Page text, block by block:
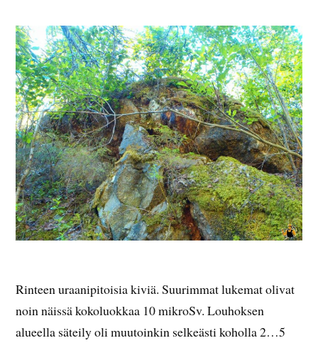
Rinteen uraanipitoisia kiviä. Suurimmat lukemat olivat
noin näissä kokoluokkaa 10 mikroSv. Louhoksen
alueella säteily oli muutoinkin selkeästi koholla 2…5